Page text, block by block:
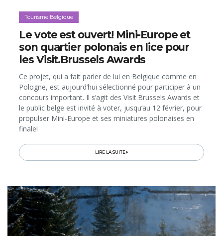
Tourisme Belgique
Le vote est ouvert! Mini-Europe et
son quartier polonais en lice pour
les Visit.Brussels Awards
Ce projet, qui a fait parler de lui en Belgique comme en
Pologne, est aujourd’hui sélectionné pour participer à un
concours important. Il s’agit des Visit.Brussels Awards et
le public belge est invité à voter, jusqu’au 12 février, pour
propulser Mini-Europe et ses miniatures polonaises en
finale!
LIRE LA SUITE